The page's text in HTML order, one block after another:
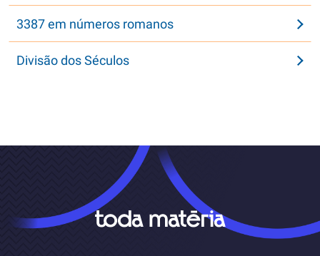
3387 em números romanos
Divisão dos Séculos